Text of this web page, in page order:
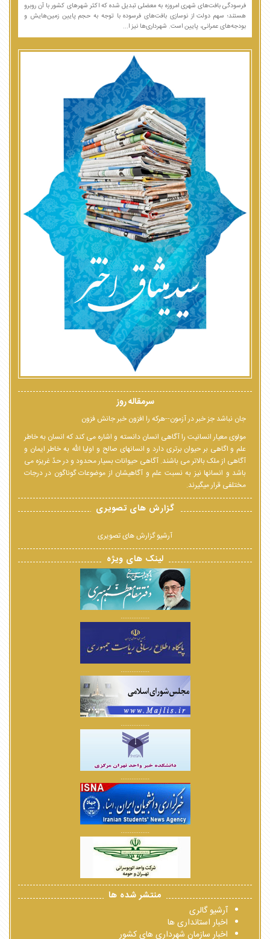
فرسودگی بافت‌های شهری امروزه به معضلی تبدیل شده که اکثر شهرهای کشور با آن روبرو
هستند؛ سهم دولت از نوسازی بافت‌های فرسوده با توجه به حجم پایین زمین‌هایش و
بودجه‌های عمرانی، پایین است. شهرداری‌ها نیز ا...
سرمقاله روز
جان نباشد جز خبر در آزمون--هرکه را افزون خبر جانش فزون
مولوی معیار انسانیت را آگاهی انسان دانسته و اشاره می کند که انسان به خاطر
علم و اگاهی بر حیوان برتری دارد و انسانهای صالح و اولیا الله به خاطر ایمان و
آگاهی از ملک بالاتر می باشند. آگاهی حیوانات بسیار محدود و در حدّ غریزه می
باشد و انسانها نیز به نسبت علم و آگاهیشان از موضوعات گوناگون در درجات
مختلفی قرار میگیرند.
گزارش های تصویری
آرشیو گزارش های تصویری
لینک های ویژه
................
................
................
................
................
منتشر شده ها
آرشیو گالری
اخبار استانداری ها
اخبار سازمان شهرداری های کشور